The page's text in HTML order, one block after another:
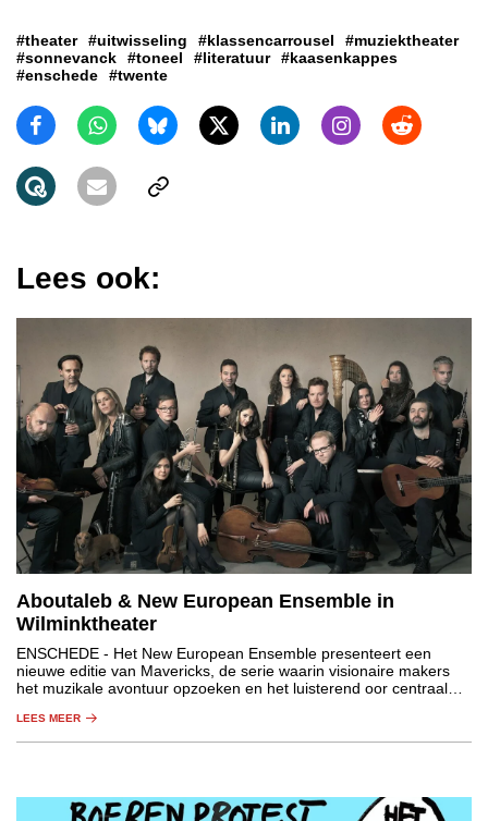
#theater #uitwisseling #klassencarrousel
#muziektheater
#sonnevanck
#toneel #literatuur
#kaasenkappes
#enschede
#twente
Lees ook:
Aboutaleb & New European Ensemble in
Wilminktheater
ENSCHEDE - Het New European Ensemble presenteert een
nieuwe editie van Mavericks, de serie waarin visionaire makers
het muzikale avontuur opzoeken en het luisterend oor centraal
LEES MEER